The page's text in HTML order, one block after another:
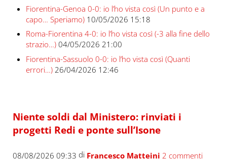
Fiorentina-Genoa 0-0: io l’ho vista così (Un punto e a
capo… Speriamo) 10/05/2026 15:18
Roma-Fiorentina 4-0: io l’ho vista così (-3 alla fine dello
strazio…) 04/05/2026 21:00
Fiorentina-Sassuolo 0-0: io l’ho vista così (Quanti
errori…) 26/04/2026 12:46
Niente soldi dal Ministero: rinviati i
progetti Redi e ponte sull’Isone
08/08/2026 09:33 di Francesco Matteini 2 commenti